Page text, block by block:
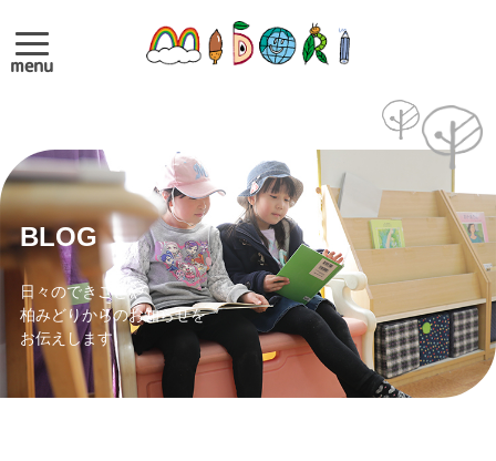
menu
BLOG
日々のできごとや
柏みどりからのお知らせを
お伝えします